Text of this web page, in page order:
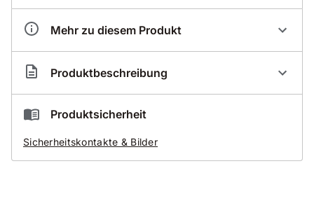
Mehr zu diesem Produkt
Artikelnummer DX300001
Produktbeschreibung
1 - Ersatzteil - Grummirad Ø125mm
Produktsicherheit
Sicherheitskontakte & Bilder